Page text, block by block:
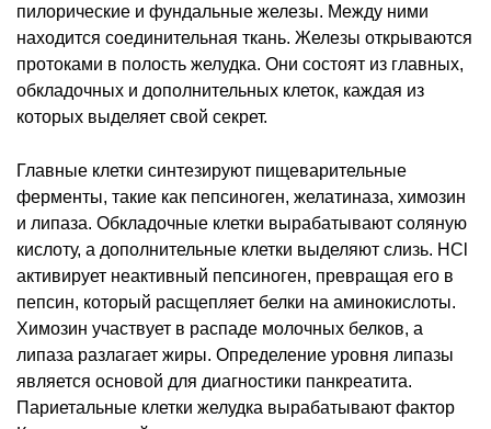
пилорические и фундальные железы. Между ними
находится соединительная ткань. Железы открываются
протоками в полость желудка. Они состоят из главных,
обкладочных и дополнительных клеток, каждая из
которых выделяет свой секрет.
Главные клетки синтезируют пищеварительные
ферменты, такие как пепсиноген, желатиназа, химозин
и липаза. Обкладочные клетки вырабатывают соляную
кислоту, а дополнительные клетки выделяют слизь. HCl
активирует неактивный пепсиноген, превращая его в
пепсин, который расщепляет белки на аминокислоты.
Химозин участвует в распаде молочных белков, а
липаза разлагает жиры. Определение уровня липазы
является основой для диагностики панкреатита.
Париетальные клетки желудка вырабатывают фактор